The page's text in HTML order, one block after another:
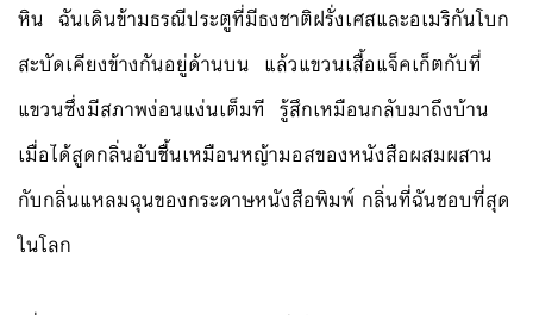
หิน ฉันเดินข้ามธรณีประตูที่มีธงชาติฝรั่งเศสและอเมริกันโบก
สะบัดเคียงข้างกันอยู่ด้านบน แล้วแขวนเสื้อแจ็คเก็ตกับที่
แขวนซึ่งมีสภาพง่อนแง่นเต็มที รู้สึกเหมือนกลับมาถึงบ้าน
เมื่อได้สูดกลิ่นอับชื้นเหมือนหญ้ามอสของหนังสือผสมผสาน
กับกลิ่นแหลมฉุนของกระดาษหนังสือพิมพ์ กลิ่นที่ฉันชอบที่สุด
ในโลก